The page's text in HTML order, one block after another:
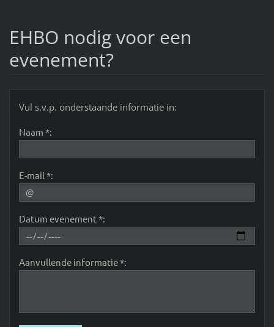
EHBO nodig voor een
evenement?
Vul s.v.p. onderstaande informatie in:
Naam *:
E-mail *:
Datum evenement *:
Aanvullende informatie *: